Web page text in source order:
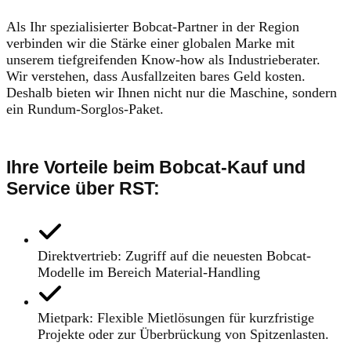
Als Ihr spezialisierter Bobcat-Partner in der Region
verbinden wir die Stärke einer globalen Marke mit
unserem tiefgreifenden Know-how als Industrieberater.
Wir verstehen, dass Ausfallzeiten bares Geld kosten.
Deshalb bieten wir Ihnen nicht nur die Maschine, sondern
ein Rundum-Sorglos-Paket.
Ihre Vorteile beim Bobcat-Kauf und
Service über RST:
Direktvertrieb: Zugriff auf die neuesten Bobcat-
Modelle im Bereich Material-Handling
Mietpark: Flexible Mietlösungen für kurzfristige
Projekte oder zur Überbrückung von Spitzenlasten.